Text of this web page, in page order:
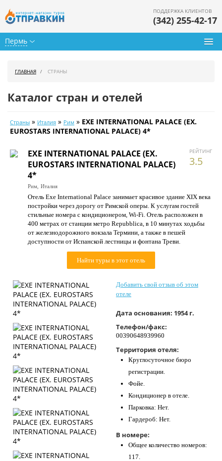
Пермь
ПОДДЕРЖКА КЛИЕНТОВ
(342) 255-42-17
Календарь туров
Цены дня
Страны
Как купить
О нас
Контакты
ГЛАВНАЯ СТРАНЫ
Каталог стран и отелей
Страны » Италия » Рим » EXE INTERNATIONAL PALACE (EX.
EUROSTARS INTERNATIONAL PALACE) 4*
РЕЙТИНГ
3.5
EXE INTERNATIONAL PALACE (EX.
EUROSTARS INTERNATIONAL PALACE)
4*
Рим, Италия
Отель Exe International Palace занимает красивое здание XIX века
постройки через дорогу от Римской оперы. К услугам гостей
стильные номера с кондиционером, Wi-Fi. Отель расположен в
400 метрах от станции метро Repubblica, в 10 минутах ходьбы
от железнодорожного вокзала Термини, а также в пешей
доступности от Испанской лестницы и фонтана Треви.
Найти туры в этот отель
Добавить свой отзыв об этом
отеле
Дата основания: 1954 г.
Телефон/факс:
00390648939960
Территория отеля:
Круглосуточное бюро
регистрации.
Фойе.
Кондиционер в отеле.
Парковка: Нет.
Гардероб: Нет.
В номере:
Общее количество номеров:
117.